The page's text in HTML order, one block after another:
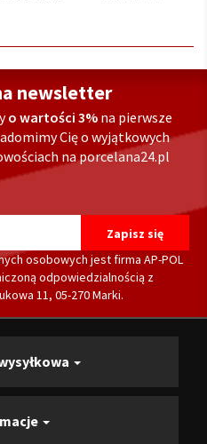
newsletter
o wartości 3% na pierwsze
Cię o wyjątkowych
na porcelana24.pl
osobowych jest firma AP-POL
odpowiedzialnością z
11, 05-270 Marki.